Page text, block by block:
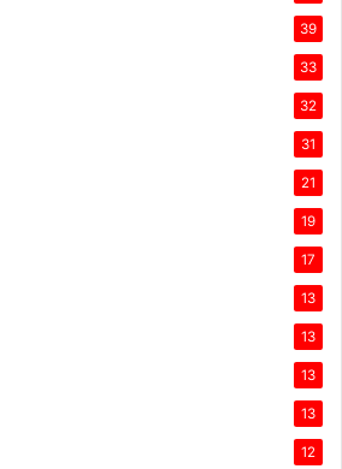
39
33
32
31
21
19
17
13
13
13
13
12